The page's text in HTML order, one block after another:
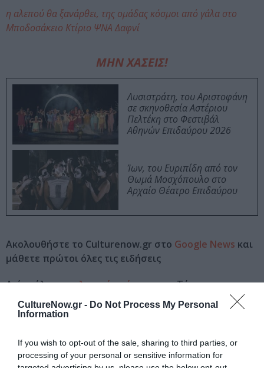
CultureNow.gr - Do Not Process My Personal
Information
If you wish to opt-out of the sale, sharing to third parties, or
processing of your personal or sensitive information for
η αλεπού θα ξανάρθει, της ομάδας κόσμοι από γάλα στο
Μποδοσάκειο Κτίριο ΨΝΑ Δαφνί
ΜΗΝ ΧΑΣΕΙΣ!
Λυσιστράτη, του Αριστοφάνη
σε σκηνοθεσία Αστέριου
Πελτέκη στο Φεστιβάλ
Αθηνών Επιδαύρου 2026
Ίων, του Ευριπίδη από τον
Θωμά Μοσχόπουλο στο
Αρχαίο Θέατρο Επιδαύρου
Ακολουθήστε το Culturenow.gr στο Google News και
μάθετε πρώτοι όλες τις ειδήσεις
Δείτε όλα τατελευταία νέαγια την Τέχνη και τον
Πολιτισμό στο
Culturenow.gr
Tags